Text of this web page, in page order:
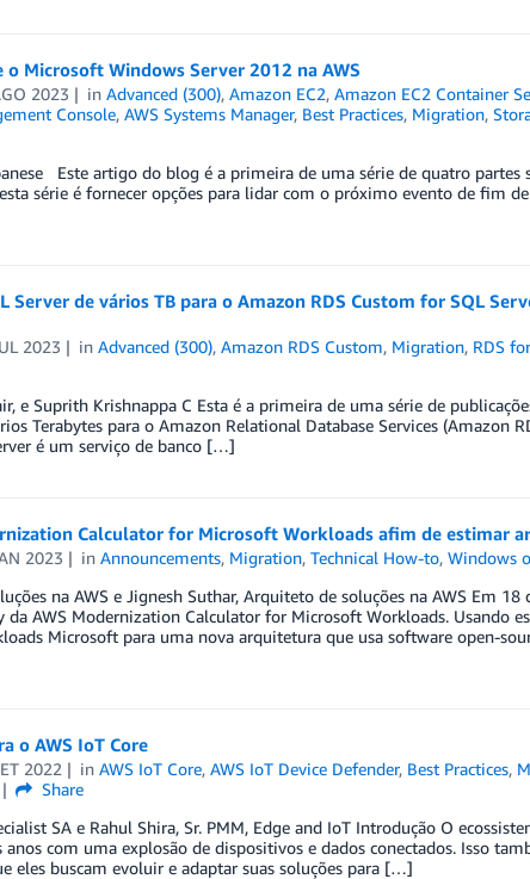
Microsoft Windows Server 2012 na AWS
2023 inAdvanced (300),Amazon EC2,Amazon EC2 Container
Console, AWS Systems Manager, Best Practices, Migration,
Este artigo do blog é a primeira de uma série de quatro partes
série é fornecer opções para lidar com o próximo evento de fim
Server de vários TB para o Amazon RDS Custom for SQL
2023 inAdvanced (300),Amazon RDS Custom, Migration, RDS
e Suprith Krishnappa C Esta é a primeira de uma série de
Terabytes para o Amazon Relational Database Services (Amazon
é um serviço de banco […]
Calculator for Microsoft Workloads afim de estimar
2023 inAnnouncements, Migration,Technical How-to,Windows
na AWS e Jignesh Suthar, Arquiteto de soluções na AWS Em
AWS Modernization Calculator for Microsoft Workloads. Usando
Microsoft para uma nova arquitetura que usa software open-
o AWS IoT Core
2022 inAWS IoT Core,AWS IoT Device Defender, Best Practices,
Share
SA e Rahul Shira, Sr. PMM, Edge and IoT Introdução O
com uma explosão de dispositivos e dados conectados. Isso
eles buscam evoluir e adaptar suas soluções para […]